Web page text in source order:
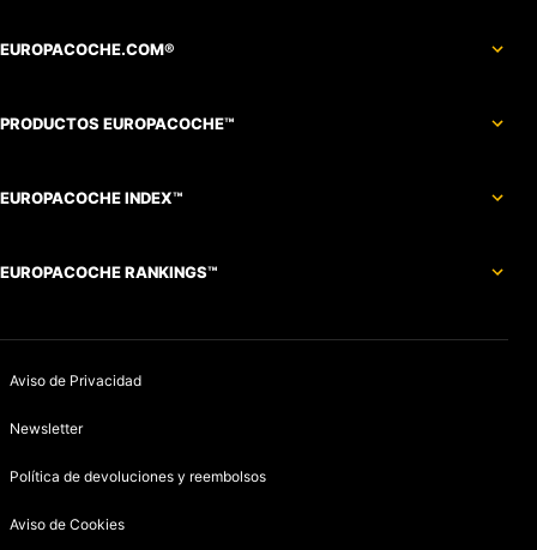
EUROPACOCHE.COM®
PRODUCTOS EUROPACOCHE™
EUROPACOCHE INDEX™
EUROPACOCHE RANKINGS™
Aviso de Privacidad
Newsletter
Política de devoluciones y reembolsos
Aviso de Cookies